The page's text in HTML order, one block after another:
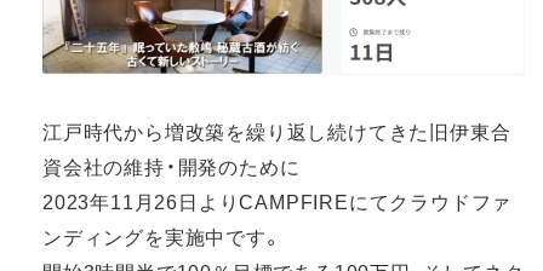
江戸時代から増改築を繰り返し続けてきた旧伊東合
資会社の維持・開発のために
2023年11月26日よりCAMPFIREにてクラウドファ
ンディングを実施中です。